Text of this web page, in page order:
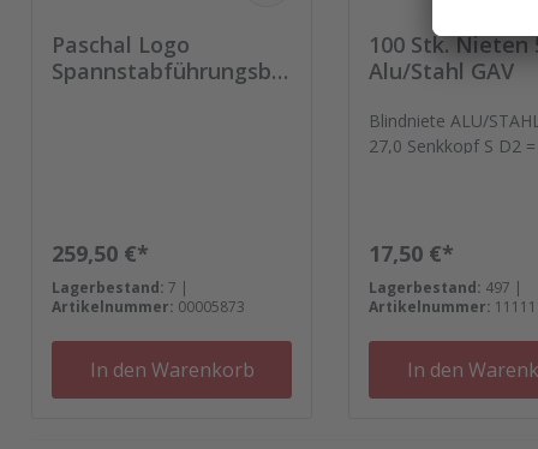
Paschal Logo
Spannstabführungsbu
Regulärer Preis:
259,50 €*
Lagerbestand: 7 |
Artikelnummer: 00005873
In den Warenkorb
100 Stk. Nieten
Alu/Stahl GAV
Blindniete ALU/
27,0 Senkkopf S D2
Regulärer Preis:
17,50 €*
Lagerbestand: 497 |
Artikelnummer:
In den